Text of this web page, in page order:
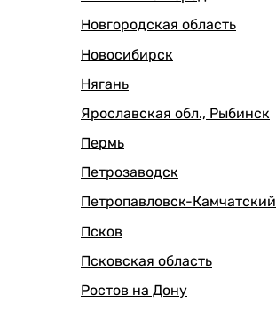
Новгородская область
Новосибирск
Нягань
Ярославская обл., Рыбинск
Пермь
Петрозаводск
Петропавловск-Камчатский
Псков
Псковская область
Ростов на Дону